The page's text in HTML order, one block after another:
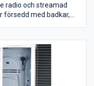
radio och streamad
försedd med badkar,
färgskiftande
sittplats, spegel, hyllor,
(1 fas, 16 amp)